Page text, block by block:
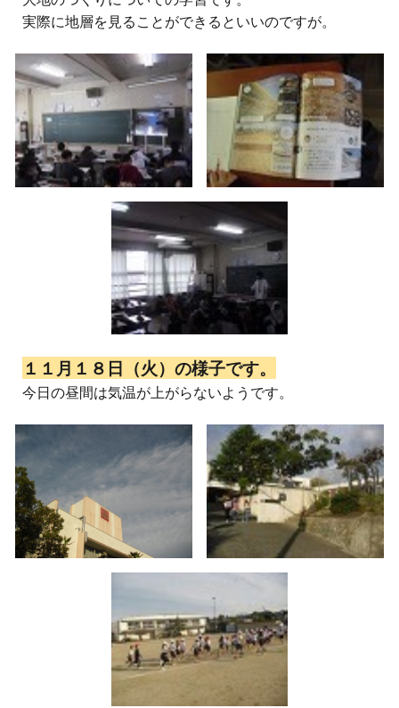
実際に地層を見ることができるといいのですが。
１１月１８日（火）の様子です。
今日の昼間は気温が上がらないようです。